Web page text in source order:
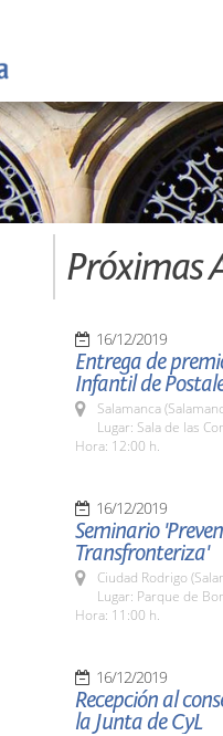
Próximas
16/12/2019
Entrega de
Infantil de
Salamanca
Lugar: Sala de las
Hora: 12:00 h.
16/12/2019
Seminario
Transfronteriza'
Ciudad Rodrigo
Lugar: Parque de
Hora: 11:00 h.
16/12/2019
Recepción al
la Junta de CyL